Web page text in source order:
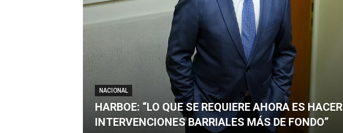
NACIONAL
HARBOE: “LO QUE SE REQUIERE AHORA ES HACER
INTERVENCIONES BARRIALES MÁS DE FONDO”